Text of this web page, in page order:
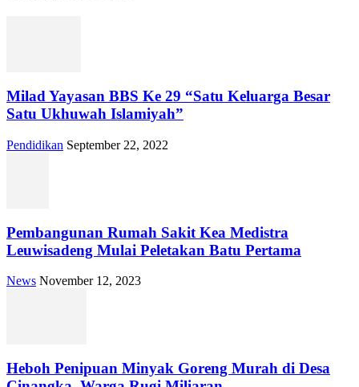
Milad Yayasan BBS Ke 29 “Satu Keluarga Besar
Satu Ukhuwah Islamiyah”
Pendidikan September 22, 2022
Pembangunan Rumah Sakit Kea Medistra
Leuwisadeng Mulai Peletakan Batu Pertama
News November 12, 2023
Heboh Penipuan Minyak Goreng Murah di Desa